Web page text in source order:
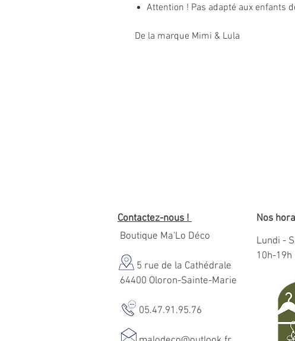
Attention ! Pas adapté aux enfants
De la marque Mimi & Lula
Contactez-nous !
Boutique Ma'Lo Déco
5 rue de la Cathédrale
64400 Oloron-Sainte-Marie
05.47.91.95.76
Nos
Lundi -
10h-19h